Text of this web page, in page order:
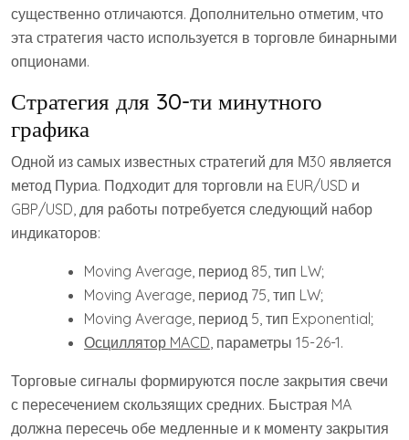
существенно отличаются. Дополнительно отметим, что
эта стратегия часто используется в торговле бинарными
опционами.
Стратегия для 30-ти минутного
графика
Одной из самых известных стратегий для М30 является
метод Пуриа. Подходит для торговли на EUR/USD и
GBP/USD, для работы потребуется следующий набор
индикаторов:
Moving Average, период 85, тип LW;
Moving Average, период 75, тип LW;
Moving Average, период 5, тип Exponential;
Осциллятор MACD , параметры 15-26-1.
Торговые сигналы формируются после закрытия свечи
с пересечением скользящих средних. Быстрая MA
должна пересечь обе медленные и к моменту закрытия